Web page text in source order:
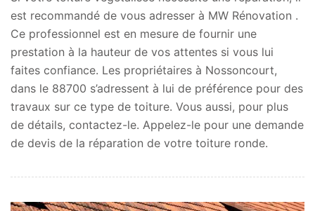
est recommandé de vous adresser à MW Rénovation .
Ce professionnel est en mesure de fournir une
prestation à la hauteur de vos attentes si vous lui
faites confiance. Les propriétaires à Nossoncourt,
dans le 88700 s’adressent à lui de préférence pour des
travaux sur ce type de toiture. Vous aussi, pour plus
de détails, contactez-le. Appelez-le pour une demande
de devis de la réparation de votre toiture ronde.